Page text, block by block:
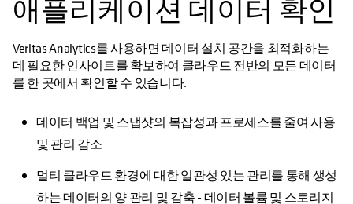
애플리케이션 데이터 확인
Veritas Analytics를 사용하면 데이터 설치 공간을 최적화하는
데 필요한 인사이트를 확보하여 클라우드 전반의 모든 데이터
를 한 곳에서 확인할 수 있습니다.
데이터 백업 및 스냅샷의 복잡성과 프로세스를 줄여 사용
및 관리 감소
멀티 클라우드 환경에 대한 일관성 있는 관리를 통해 생성
하는 데이터의 양 관리 및 감축 - 데이터 볼륨 및 스토리지